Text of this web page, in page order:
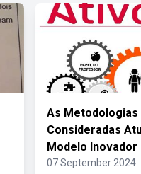
As Metodologias
Consideradas
Modelo Inovador
07 September 2024